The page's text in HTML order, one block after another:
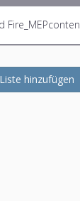
hinzufügen